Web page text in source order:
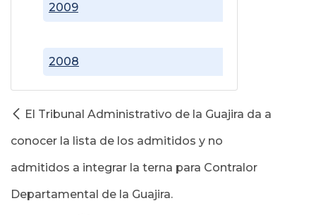
2008
2009
El Tribunal Administrativo de la Guajira da a
conocer la lista de los admitidos y no
admitidos a integrar la terna para Contralor
Departamental de la Guajira.